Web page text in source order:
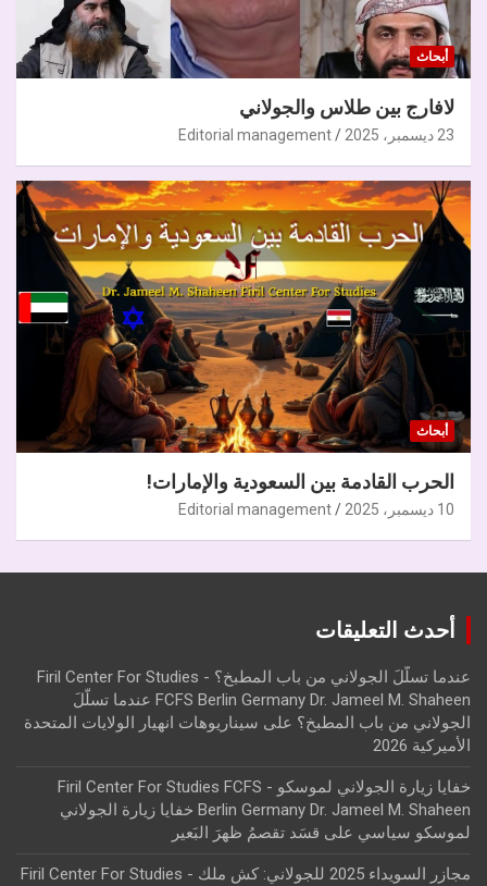
أبحاث
لافارج بين طلاس والجولاني
23 ديسمبر، 2025 Editorial management
أبحاث
الحرب القادمة بين السعودية والإمارات!
10 ديسمبر، 2025 Editorial management
أحدث التعليقات
عندما تسلّلَ الجولاني من باب المطبخ؟ - Firil Center For Studies
FCFS Berlin Germany Dr. Jameel M. Shaheen عندما تسلّلَ
الجولاني من باب المطبخ؟ على سيناريوهات انهيار الولايات المتحدة
الأميركية 2026
خفايا زيارة الجولاني لموسكو - Firil Center For Studies FCFS
Berlin Germany Dr. Jameel M. Shaheen خفايا زيارة الجولاني
لموسكو سياسي على قسَد تقصمُ ظهرَ البَعير
مجازر السويداء 2025 للجولاني: كش ملك - Firil Center For Studies